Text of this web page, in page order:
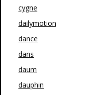
cygne
dailymotion
dance
dans
daum
dauphin